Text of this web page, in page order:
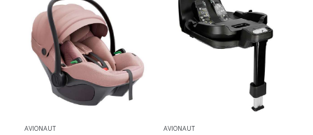
AVIONAUT
AVIONAUT